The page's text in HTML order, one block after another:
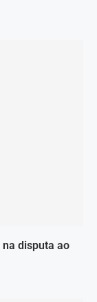
disputa ao